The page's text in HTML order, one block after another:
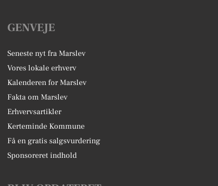
GENVEJE
Seneste nyt fra Marslev
Vores lokale erhverv
Kalenderen for Marslev
Fakta om Marslev
Erhvervsartikler
Kerteminde Kommune
Få en gratis salgsvurdering
Sponsoreret indhold